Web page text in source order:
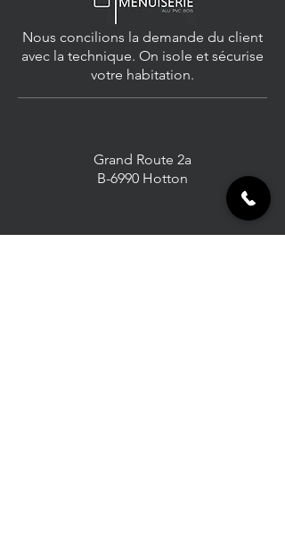
Nous concilions la demande du client
avec la technique. On isole et sécurise
votre habitation.
Grand Route 2a
B-6990 Hotton